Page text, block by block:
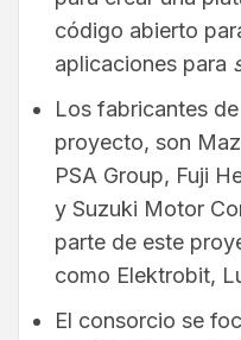
código abierto
aplicaciones para
Los fabricantes
proyecto, son
PSA Group, Fuji
y Suzuki Motor
parte de este
como Elektrobit,
El consorcio se